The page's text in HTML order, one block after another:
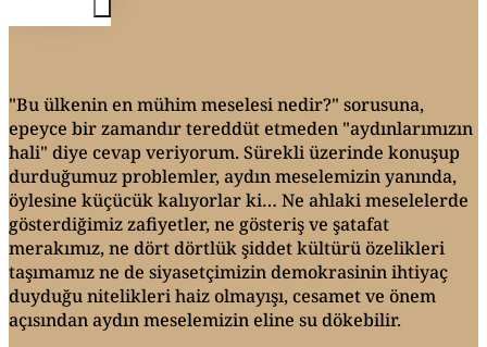
"Bu ülkenin en mühim meselesi nedir?" sorusuna,
epeyce bir zamandır tereddüt etmeden "aydınlarımızın
hali" diye cevap veriyorum. Sürekli üzerinde konuşup
durduğumuz problemler, aydın meselemizin yanında,
öylesine küçücük kalıyorlar ki… Ne ahlaki meselelerde
gösterdiğimiz zafiyetler, ne gösteriş ve şatafat
merakımız, ne dört dörtlük şiddet kültürü özelikleri
taşımamız ne de siyasetçimizin demokrasinin ihtiyaç
duyduğu nitelikleri haiz olmayışı, cesamet ve önem
açısından aydın meselemizin eline su dökebilir.